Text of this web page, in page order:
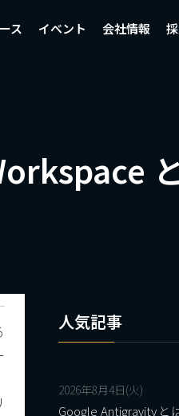
ス イベント 会社情報
人気記事
2026年8月4日(火)
Google Antigravityと